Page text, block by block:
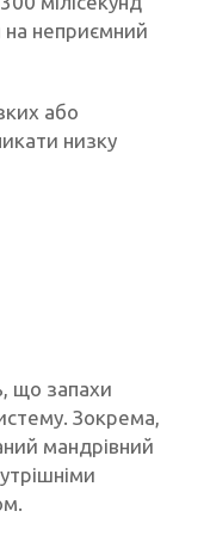
на неприємний
або
низку
що запахи
Зокрема,
мандрівний